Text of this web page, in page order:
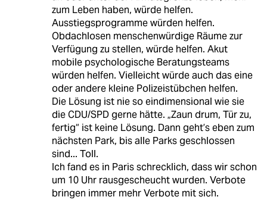
zum Leben haben, würde helfen.
Ausstiegsprogramme würden helfen.
Obdachlosen menschenwürdige Räume zur
Verfügung zu stellen, würde helfen. Akut
mobile psychologische Beratungsteams
würden helfen. Vielleicht würde auch das eine
oder andere kleine Polizeistübchen helfen.
Die Lösung ist nie so eindimensional wie sie
die CDU/SPD gerne hätte. „Zaun drum, Tür zu,
fertig“ ist keine Lösung. Dann geht’s eben zum
nächsten Park, bis alle Parks geschlossen
sind... Toll.
Ich fand es in Paris schrecklich, dass wir schon
um 10 Uhr rausgescheucht wurden. Verbote
bringen immer mehr Verbote mit sich.